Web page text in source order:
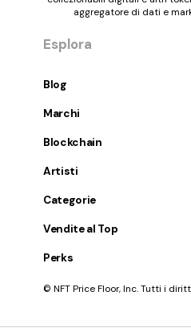
aggregatore di dati e
Esplora
Blog
Marchi
Blockchain
Artisti
Categorie
Vendite al Top
Perks
© NFT Price Floor, Inc. Tutti i